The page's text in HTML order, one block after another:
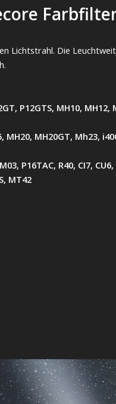
Lichtstrahl. Die
P12GTS, MH10,
MH20, MH20GT, Mh23,
P16TAC, R40, CI7,
MT42